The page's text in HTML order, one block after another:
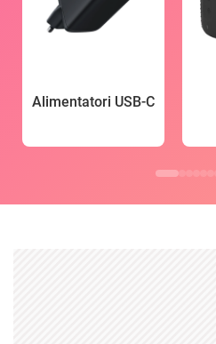
Alimentatori USB-C